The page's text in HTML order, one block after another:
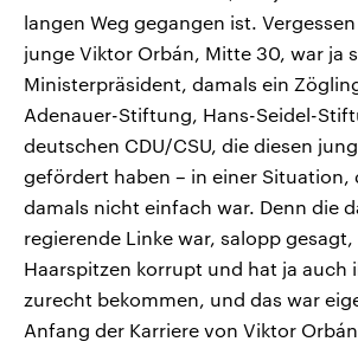
langen Weg gegangen ist.
junge Viktor Orbán, Mitte 30, war ja
Ministerpräsident, damals ein
Adenauer-Stiftung, Hans-Seidel-
deutschen CDU/CSU, die diesen
gefördert haben – in einer Situation,
damals nicht einfach war. Denn die
regierende Linke war, salopp
Haarspitzen korrupt und hat ja auch
zurecht bekommen, und das war
Anfang der Karriere von Viktor